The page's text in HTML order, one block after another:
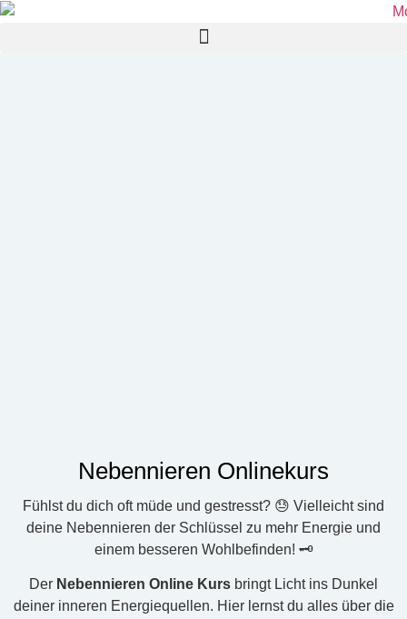
Nebennieren Onlinekurs
Fühlst du dich oft müde und gestresst? 😓 Vielleicht sind
deine Nebennieren der Schlüssel zu mehr Energie und
einem besseren Wohlbefinden! 🗝️
Der Nebennieren Online Kurs bringt Licht ins Dunkel
deiner inneren Energiequellen. Hier lernst du alles über die